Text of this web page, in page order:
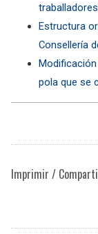
traballadores
Estructura
Consellería
pola que se
Imprimir /